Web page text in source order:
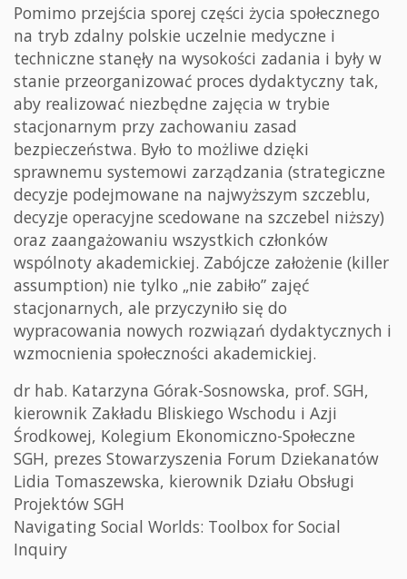
Pomimo przejścia sporej części życia społecznego
na tryb zdalny polskie uczelnie medyczne i
techniczne stanęły na wysokości zadania i były w
stanie przeorganizować proces dydaktyczny tak,
aby realizować niezbędne zajęcia w trybie
stacjonarnym przy zachowaniu zasad
bezpieczeństwa. Było to możliwe dzięki
sprawnemu systemowi zarządzania (strategiczne
decyzje podejmowane na najwyższym szczeblu,
decyzje operacyjne scedowane na szczebel niższy)
oraz zaangażowaniu wszystkich członków
wspólnoty akademickiej. Zabójcze założenie (killer
assumption) nie tylko „nie zabiło” zajęć
stacjonarnych, ale przyczyniło się do
wypracowania nowych rozwiązań dydaktycznych i
wzmocnienia społeczności akademickiej.
dr hab. Katarzyna Górak-Sosnowska, prof. SGH,
kierownik Zakładu Bliskiego Wschodu i Azji
Środkowej, Kolegium Ekonomiczno-Społeczne
SGH, prezes Stowarzyszenia Forum Dziekanatów
Lidia Tomaszewska, kierownik Działu Obsługi
Projektów SGH
Navigating Social Worlds: Toolbox for Social
Inquiry